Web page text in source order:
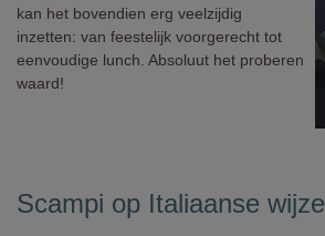
kan het bovendien erg veelzijdig
inzetten: van feestelijk voorgerecht tot
eenvoudige lunch. Absoluut het proberen
waard!
Scampi op Italiaanse wijze